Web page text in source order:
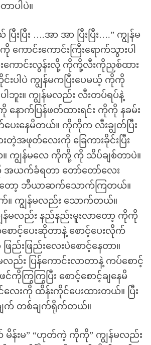
ာပါပဲ။
ြီးပြီး ….အာ အာ ပြီးပြီး….” ကျွန်မ
ကောင်းကောင်းကြီးရောက်သွားပါ
ကောင်းလွန်းလို့ ကိုကို့လီးကိုညှစ်ထား
ပါပဲ ကျွန်မကပြီးပေမယ့် ကိုကို
ါဘူး။ ကျွန်မလည်း လီးတပ်ရပ်နဲ့
နောက်ပြန်ဖတ်ထားရင်း ကိုကို နခမ်း
ေးနေမိတယ်။ ကိုကိုက လီးချွတ်ပြီး
းတဲ့အဖုတ်လေးကို ခြေကားခိုင်းပြီး
ကျွန်မလေ ကိုကို့ ကို သိပ်ချစ်တာပဲ။
ကို အယက်ခံရတာ တော်တော်လေး
းတော့ ဘီယာဆက်သောက်ကြတယ်။
ကျွန်မလည်း သောက်တယ်။
န်မလည်း နည်နည်းမူးလာတော့ ကိုကို
ာင့်ပေးဆိုတာနဲ့ စောင့်ပေးလိုက်
ည်းဖြည်းလေးပဲစောင့်နေတာ။
ည်း ပြန်ကောင်းလာတာနဲ့ ကပ်စောင့်
ကြွကြွပြီး စောင့်စောင့်ချနေမိ
းကို ထိန်းကိုင်ပေးထားတယ်။ ပြီး
ျက် တစ်ချက်ရိုက်တယ်။
မိန်းမ” “ဟုတ်ကဲ့ ကိုကို” ကျွန်မလည်း